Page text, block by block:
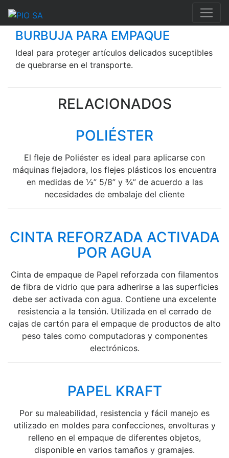
BURBUJA PARA EMPAQUE
Ideal para proteger artículos delicados suceptibles
de quebrarse en el transporte.
RELACIONADOS
POLIÉSTER
El fleje de Poliéster es ideal para aplicarse con
máquinas flejadora, los flejes plásticos los encuentra
en medidas de ½” 5/8” y ¾” de acuerdo a las
necesidades de embalaje del cliente
CINTA REFORZADA ACTIVADA
POR AGUA
Cinta de empaque de Papel reforzada con filamentos
de fibra de vidrio que para adherirse a las superficies
debe ser activada con agua. Contiene una excelente
resistencia a la tensión. Utilizada en el cerrado de
cajas de cartón para el empaque de productos de alto
peso tales como computadoras y componentes
electrónicos.
PAPEL KRAFT
Por su maleabilidad, resistencia y fácil manejo es
utilizado en moldes para confecciones, envolturas y
relleno en el empaque de diferentes objetos,
disponible en varios tamaños y gramajes.